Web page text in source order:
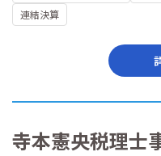
連結決算
寺本憲央税理士